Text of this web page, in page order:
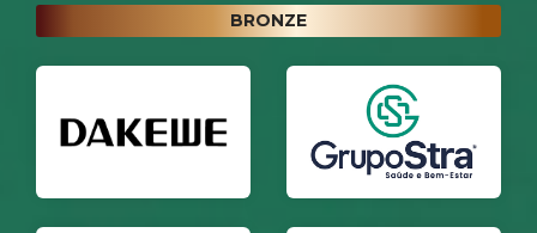
BRONZE